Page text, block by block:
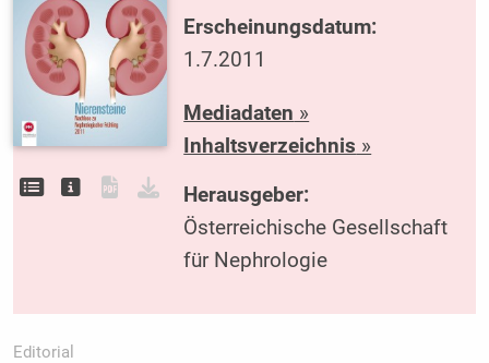
Erscheinungsdatum:
1.7.2011
Mediadaten »
Inhaltsverzeichnis »
Herausgeber:
Österreichische Gesellschaft
für Nephrologie
Editorial